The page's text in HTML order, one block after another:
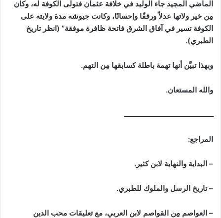
الماضي المجيد جاء الوليد في خلافة عثمان فتولى الكوفة له، وكان
مِن خير ولاتها عدلاً ورفقًا وإحسانًا، وكانت جيوشه مدة ولايته على
الكوفة تسير في آفاق الشرق فاتحة ظافرة موفقة” (انظر تاريخ
الطبري).
وبهذا تبيَّن أنها تهمة باطلة كسابقها مِن التهم.
والله المستعان.
ـــــــــــــــــــــــــــــــــــــــــــــ
المراجع:
– البداية والنهاية لابن كثير.
– تاريخ الرسل والملوك للطبري.
– العواصم مِن القواصم لابن العربي، مع تعليقات محب الدين